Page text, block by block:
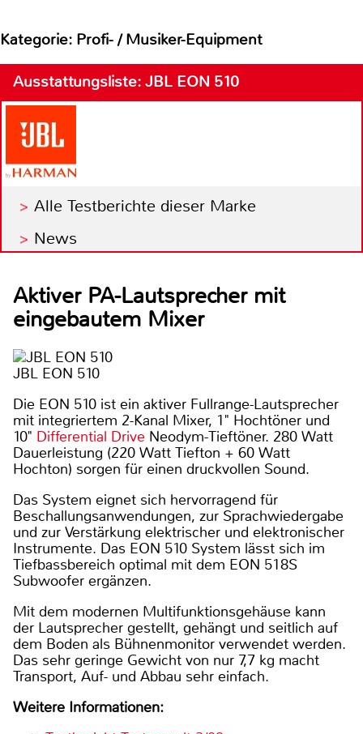
Kategorie: Profi- / Musiker-Equipment
Ausstattungsliste: JBL EON 510
Alle Testberichte dieser Marke
News
Aktiver PA-Lautsprecher mit
eingebautem Mixer
JBL EON 510
Die EON 510 ist ein aktiver Fullrange-Lautsprecher
mit integriertem 2-Kanal Mixer, 1" Hochtöner und
10" Differential Drive Neodym-Tieftöner. 280 Watt
Dauerleistung (220 Watt Tiefton + 60 Watt
Hochton) sorgen für einen druckvollen Sound.
Das System eignet sich hervorragend für
Beschallungsanwendungen, zur Sprachwiedergabe
und zur Verstärkung elektrischer und elektronischer
Instrumente. Das EON 510 System lässt sich im
Tiefbassbereich optimal mit dem EON 518S
Subwoofer ergänzen.
Mit dem modernen Multifunktionsgehäuse kann
der Lautsprecher gestellt, gehängt und seitlich auf
dem Boden als Bühnenmonitor verwendet werden.
Das sehr geringe Gewicht von nur 7,7 kg macht
Transport, Auf- und Abbau sehr einfach.
Weitere Informationen: